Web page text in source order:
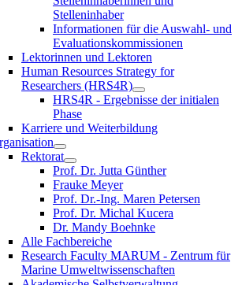
Stelleninhaber
Informationen für die Auswahl- und
Evaluationskommissionen
Lektorinnen und Lektoren
Human Resources Strategy for
Researchers (HRS4R)
HRS4R - Ergebnisse der initialen
Phase
Karriere und Weiterbildung
Rektorat
Prof. Dr. Jutta Günther
Frauke Meyer
Prof. Dr.-Ing. Maren Petersen
Prof. Dr. Michal Kucera
Dr. Mandy Boehnke
Alle Fachbereiche
Research Faculty MARUM - Zentrum für
Marine Umweltwissenschaften